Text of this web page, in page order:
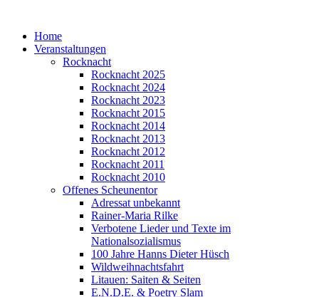
Home
Veranstaltungen
Rocknacht
Rocknacht 2025
Rocknacht 2024
Rocknacht 2023
Rocknacht 2015
Rocknacht 2014
Rocknacht 2013
Rocknacht 2012
Rocknacht 2011
Rocknacht 2010
Offenes Scheunentor
Adressat unbekannt
Rainer-Maria Rilke
Verbotene Lieder und Texte im
Nationalsozialismus
100 Jahre Hanns Dieter Hüsch
Wildweihnachtsfahrt
Litauen: Saiten & Seiten
E.N.D.E. & Poetry Slam